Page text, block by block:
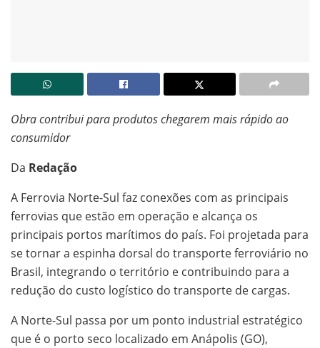
Obra contribui para produtos chegarem mais rápido ao
consumidor
Da Redação
A Ferrovia Norte-Sul faz conexões com as principais
ferrovias que estão em operação e alcança os
principais portos marítimos do país. Foi projetada para
se tornar a espinha dorsal do transporte ferroviário no
Brasil, integrando o território e contribuindo para a
redução do custo logístico do transporte de cargas.
A Norte-Sul passa por um ponto industrial estratégico
que é o porto seco localizado em Anápolis (GO),